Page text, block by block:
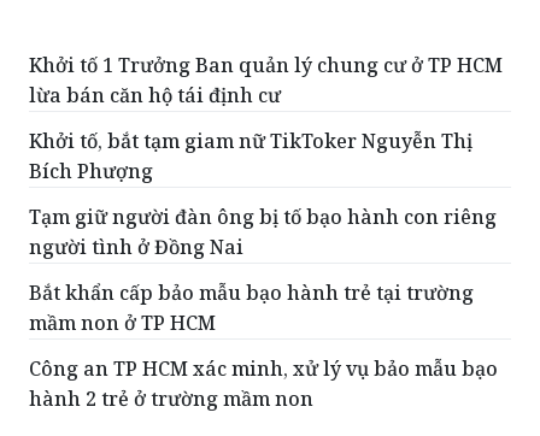
mạnh mẽ người trẻ
Khởi tố 1 Trưởng Ban quản lý chung cư ở TP HCM
lừa bán căn hộ tái định cư
Khởi tố, bắt tạm giam nữ TikToker Nguyễn Thị
Bích Phượng
Tạm giữ người đàn ông bị tố bạo hành con riêng
người tình ở Đồng Nai
Bắt khẩn cấp bảo mẫu bạo hành trẻ tại trường
mầm non ở TP HCM